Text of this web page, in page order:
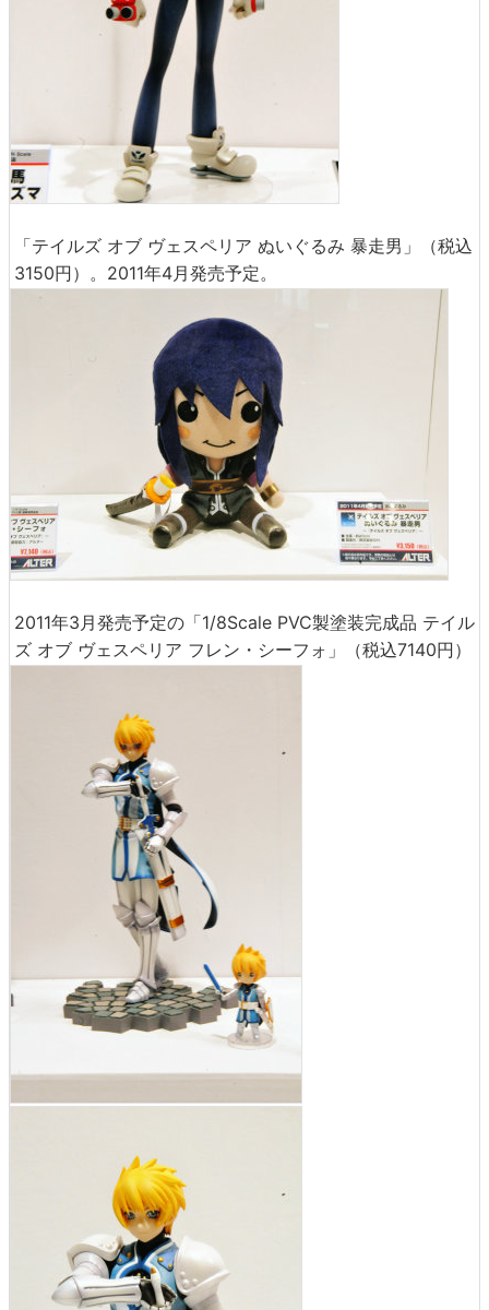
「テイルズ オブ ヴェスペリア ぬいぐるみ 暴走男」（税込
3150円）。2011年4月発売予定。
2011年3月発売予定の「1/8Scale PVC製塗装完成品 テイル
ズ オブ ヴェスペリア フレン・シーフォ」（税込7140円）